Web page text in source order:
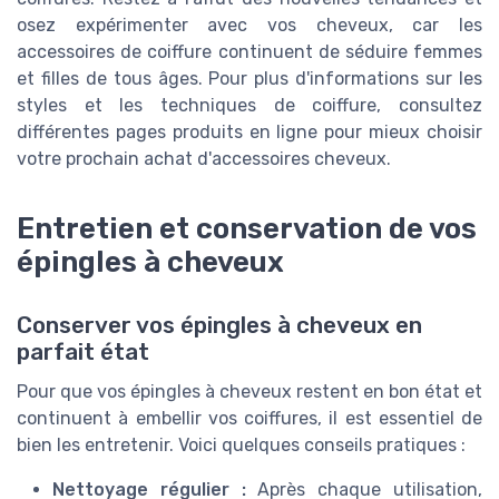
osez expérimenter avec vos cheveux, car les
accessoires de coiffure continuent de séduire femmes
et filles de tous âges. Pour plus d'informations sur les
styles et les techniques de coiffure, consultez
différentes pages produits en ligne pour mieux choisir
votre prochain achat d'accessoires cheveux.
Entretien et conservation de vos
épingles à cheveux
Conserver vos épingles à cheveux en
parfait état
Pour que vos épingles à cheveux restent en bon état et
continuent à embellir vos coiffures, il est essentiel de
bien les entretenir. Voici quelques conseils pratiques :
Nettoyage régulier :Après chaque utilisation,